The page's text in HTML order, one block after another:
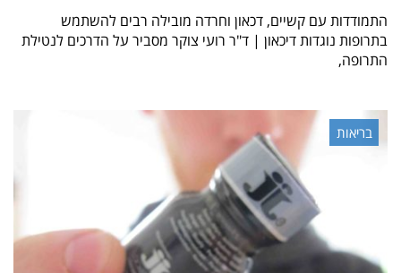
התמודדות עם קשיים, דכאון וחרדה מובילה רבים להשתמש
בתרופות נוגדות דיכאון | ד"ר רועי צוקר מסביר על הדרכים לנטילת
התרופה,
בריאות